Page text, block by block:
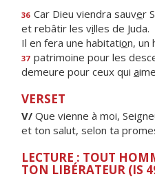
36 Car Dieu viendra sauver
et rebâtir les villes de Juda.
Il en fera une habitation, un
37 patrimoine pour les
demeure pour ceux qui a
VERSET
V/ Que vienne à moi,
et ton salut, selon ta
LECTURE : TOUT
TON LIBÉRATEUR (IS